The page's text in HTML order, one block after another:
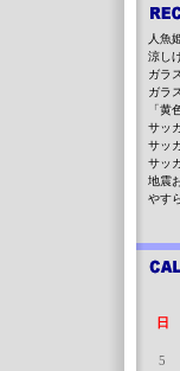
人魚
涼し
ガラ
ガラ
「黄
サッ
サッ
サッ
地震
やす
日
5